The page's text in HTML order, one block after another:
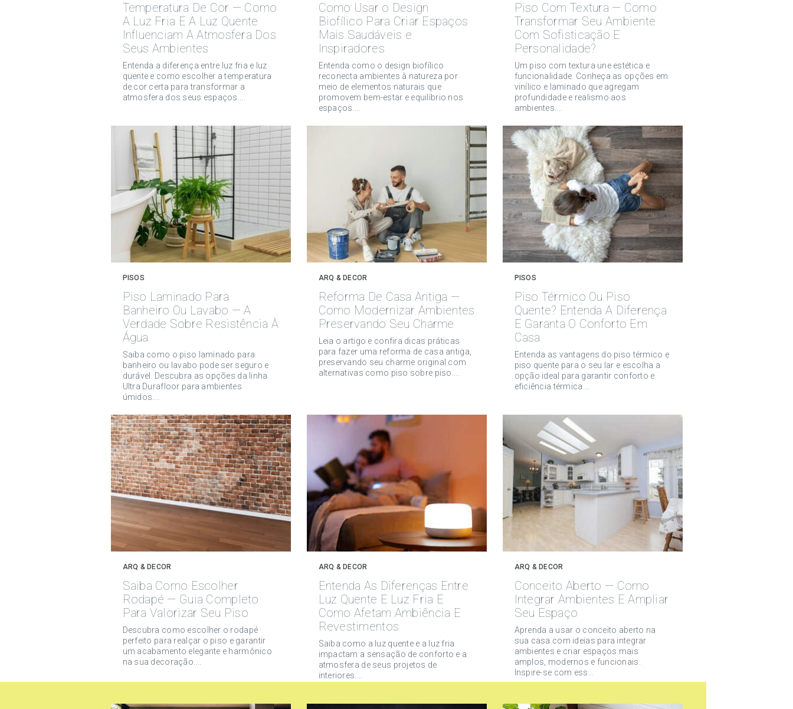
Temperatura De Cor — Como
A Luz Fria E A Luz Quente
Influenciam A Atmosfera Dos
Seus Ambientes
Entenda a diferença entre luz fria e luz
quente e como escolher a temperatura
de cor certa para transformar a
atmosfera dos seus espaços....
Como Usar o Design
Biofílico Para Criar Espaços
Mais Saudáveis e
Inspiradores
Entenda como o design biofílico
reconecta ambientes à natureza por
meio de elementos naturais que
promovem bem-estar e equilíbrio nos
espaços....
Piso Com Textura — Como
Transformar Seu Ambiente
Com Sofisticação E
Personalidade?
Um piso com textura une estética e
funcionalidade. Conheça as opções em
vinílico e laminado que agregam
profundidade e realismo aos
ambientes....
PISOS
Piso Laminado Para
Banheiro Ou Lavabo — A
Verdade Sobre Resistência À
Água
Saiba como o piso laminado para
banheiro ou lavabo pode ser seguro e
durável. Descubra as opções da linha
Ultra Durafloor para ambientes
úmidos....
ARQ & DECOR
Reforma De Casa Antiga —
Como Modernizar Ambientes
Preservando Seu Charme
Leia o artigo e confira dicas práticas
para fazer uma reforma de casa antiga,
preservando seu charme original com
alternativas como piso sobre piso....
PISOS
Piso Térmico Ou Piso
Quente? Entenda A Diferença
E Garanta O Conforto Em
Casa
Entenda as vantagens do piso térmico e
piso quente para o seu lar e escolha a
opção ideal para garantir conforto e
eficiência térmica....
ARQ & DECOR
Saiba Como Escolher
Rodapé — Guia Completo
Para Valorizar Seu Piso
Descubra como escolher o rodapé
perfeito para realçar o piso e garantir
um acabamento elegante e harmônico
na sua decoração....
ARQ & DECOR
Entenda As Diferenças Entre
Luz Quente E Luz Fria E
Como Afetam Ambiência E
Revestimentos
Saiba como a luz quente e a luz fria
impactam a sensação de conforto e a
atmosfera de seus projetos de
interiores....
ARQ & DECOR
Conceito Aberto — Como
Integrar Ambientes E Ampliar
Seu Espaço
Aprenda a usar o conceito aberto na
sua casa com ideias para integrar
ambientes e criar espaços mais
amplos, modernos e funcionais.
Inspire-se com ess...